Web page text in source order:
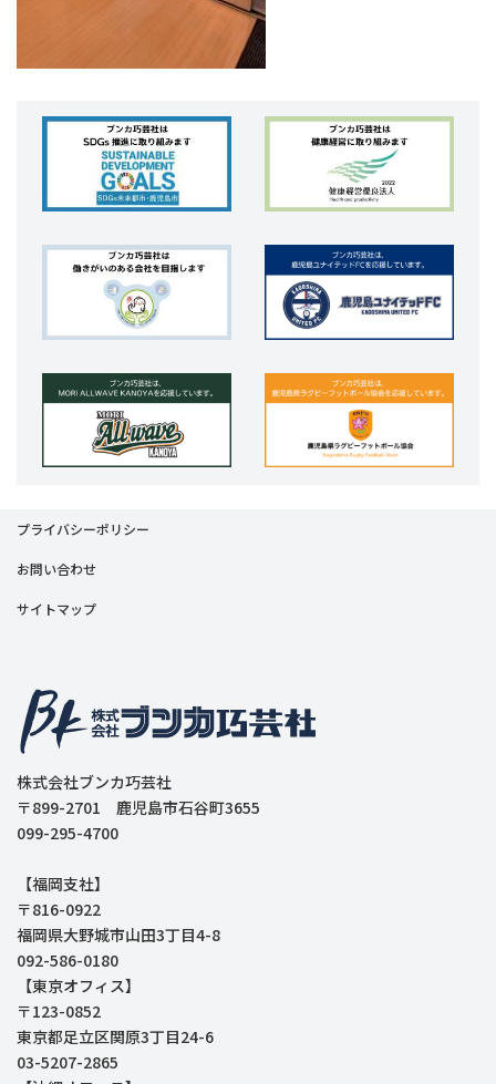
プライバシーポリシー
お問い合わせ
サイトマップ
株式会社ブンカ巧芸社
〒899-2701 鹿児島市石谷町3655
099-295-4700
【福岡支社】
〒816-0922
福岡県大野城市山田3丁目4-8
092-586-0180
【東京オフィス】
〒123-0852
東京都足立区関原3丁目24-6
03-5207-2865